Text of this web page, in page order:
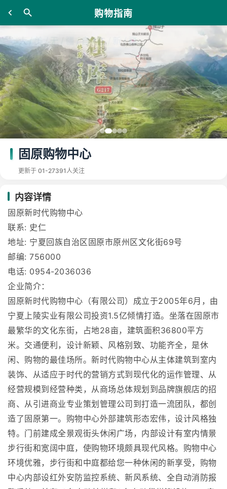
购物指南
固原购物中心
更新于 01-27391人关注
内容详情
固原新时代购物中心
联系: 史仁
地址: 宁夏回族自治区固原市原州区文化街69号
邮编: 756000
电话: 0954-2036036
企业简介：
固原新时代购物中心（有限公司）成立于2005年6月，由
宁夏上陵实业有限公司投资1.5亿倾情打造。坐落在固原市
最繁华的文化东街，占地28亩，建筑面积36800平方
米。交通便利，设计新颖、风格别致、功能齐全，是休
闲、购物的最佳场所。新时代购物中心从主体建筑到室内
装饰、从适应于时代的营销方式到现代化的运作管理、从
经营规模到经营种类，从商场总体规划到品牌旗舰店的招
商、从引进商业专业策划管理公司到打造一流团队，都创
造了固原第一。购物中心外部建筑形态宏伟，设计风格独
特。门前建成全景观街头休闲广场，内部设计有室内情景
步行街和宽阔中庭，使购物环境颇具现代风格。购物中心
环境优雅，步行街和中庭都给您一种休闲的新享受，购物
中心内部设红外安防监控系统、新风系统、全自动消防报